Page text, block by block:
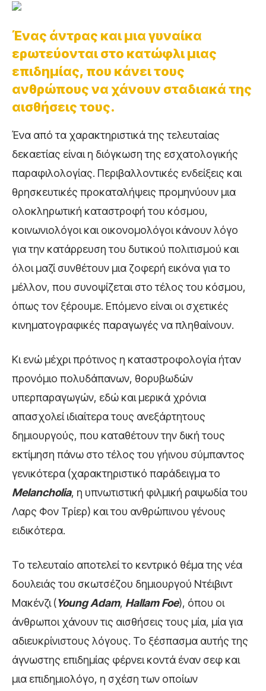
Ένας άντρας και μια γυναίκα
ερωτεύονται στο κατώφλι μιας
επιδημίας, που κάνει τους
ανθρώπους να χάνουν σταδιακά της
αισθήσεις τους.
Ένα από τα χαρακτηριστικά της τελευταίας
δεκαετίας είναι η διόγκωση της εσχατολογικής
παραφιλολογίας. Περιβαλλοντικές ενδείξεις και
θρησκευτικές προκαταλήψεις προμηνύουν μια
ολοκληρωτική καταστροφή του κόσμου,
κοινωνιολόγοι και οικονομολόγοι κάνουν λόγο
για την κατάρρευση του δυτικού πολιτισμού και
όλοι μαζί συνθέτουν μια ζοφερή εικόνα για το
μέλλον, που συνοψίζεται στο τέλος του κόσμου,
όπως τον ξέρουμε. Επόμενο είναι οι σχετικές
κινηματογραφικές παραγωγές να πληθαίνουν.
Κι ενώ μέχρι πρότινος η καταστροφολογία ήταν
προνόμιο πολυδάπανων, θορυβωδών
υπερπαραγωγών, εδώ και μερικά χρόνια
απασχολεί ιδιαίτερα τους ανεξάρτητους
δημιουργούς, που καταθέτουν την δική τους
εκτίμηση πάνω στο τέλος του γήινου σύμπαντος
γενικότερα (χαρακτηριστικό παράδειγμα το
Melancholia, η υπνωτιστική φιλμική ραψωδία του
Λαρς Φον Τρίερ) και του ανθρώπινου γένους
ειδικότερα.
Το τελευταίο αποτελεί το κεντρικό θέμα της νέα
δουλειάς του σκωτσέζου δημιουργού Ντέιβιντ
Μακένζι (YoungAdam, HallamFoe), όπου οι
άνθρωποι χάνουν τις αισθήσεις τους μία, μία για
αδιευκρίνιστους λόγους. Το ξέσπασμα αυτής της
άγνωστης επιδημίας φέρνει κοντά έναν σεφ και
μια επιδημιολόγο, η σχέση των οποίων